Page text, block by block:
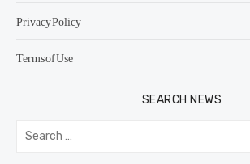
Privacy Policy
Terms of Use
SEARCH NEWS
Search
for: